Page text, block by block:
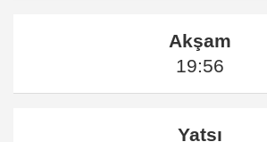
Akşam
19:56
Yatsı